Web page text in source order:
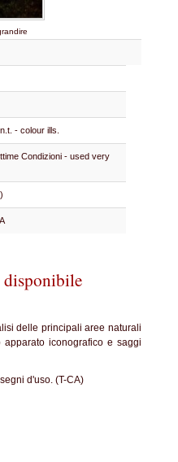
- colour ills.
Condizioni - used very
disponibile
delle principali aree naturali
iconografico e saggi
d'uso. (T-CA)